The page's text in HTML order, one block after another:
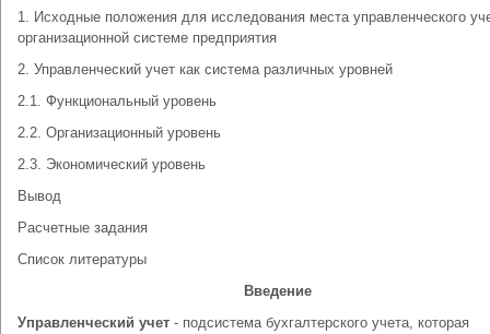
1. Исходные положения для исследования места управленческого
организационной системе предприятия
2. Управленческий учет как система различных уровней
2.1. Функциональный уровень
2.2. Организационный уровень
2.3. Экономический уровень
Вывод
Расчетные задания
Список литературы
Введение
Управленческий учет - подсистема бухгалтерского учета, которая